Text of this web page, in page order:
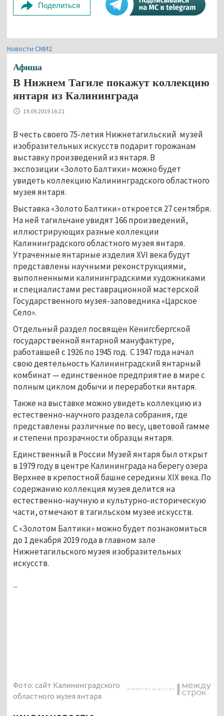
Поделиться
Новости СМИ2
Афиша
В Нижнем Тагиле покажут коллекцию
янтаря из Калининграда
19.09.2019 16:21
В честь своего 75-летия Нижнетагильский музей
изобразительных искусств подарит горожанам
выставку произведений из янтаря. В
экспозиции «Золото Балтики» можно будет
увидеть коллекцию Калининградского областного
музея янтаря.
Выставка «Золото Балтики» откроется 27 сентября.
На ней тагильчане увидят 166 произведений,
иллюстрирующих разные коллекции
Калининградского областного музея янтаря.
Утраченные янтарные изделия XVI века будут
представлены научными реконструкциями,
выполненными калининградскими художниками
и специалистами реставрационной мастерской
Государственного музея-заповедника «Царское
Село».
Отдельный раздел посвящён Кёнигсбергской
государственной янтарной мануфактуре,
работавшей с 1926 по 1945 год. С 1947 года начал
свою деятельность Калининградский янтарный
комбинат — единственное предприятие в мире с
полным циклом добычи и переработки янтаря.
Также на выставке можно увидеть коллекцию из
естественно-научного раздела собрания, где
представлены различные по весу, цветовой гамме
и степени прозрачности образцы янтаря.
Единственный в России Музей янтаря был открыт
в 1979 году в центре Калининграда на берегу озера
Верхнее в крепостной башне середины ХIХ века. По
содержанию коллекция музея делится на
естественно-научную и культурно-историческую
части, отмечают в тагильском музее искусств.
С «Золотом Балтики» можно будет познакомиться
до 1 декабря 2019 года в главном зале
Нижнетагильского музея изобразительных
искусств.
...
Фото: сайт Калининградского
областного музея янтаря